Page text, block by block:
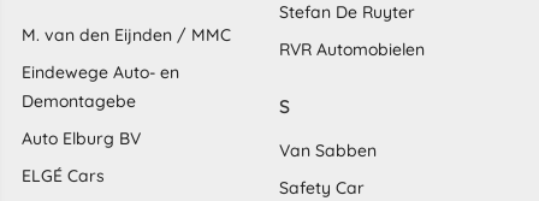
M. van den Eijnden / MMC
Eindewege Auto- en
Demontagebe
Auto Elburg BV
ELGÉ Cars
Stefan De Ruyter
RVR Automobielen
S
Van Sabben
Safety Car